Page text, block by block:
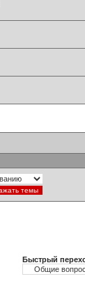
Быстрый